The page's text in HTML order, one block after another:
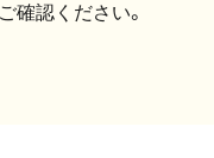
確認ください。